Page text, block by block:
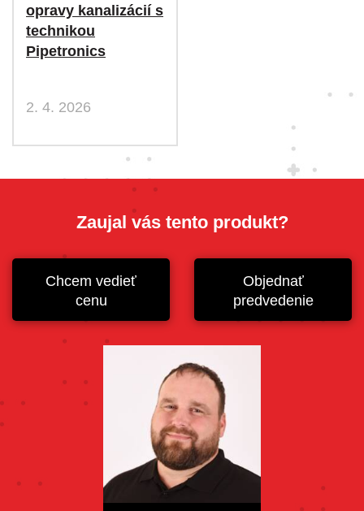
opravy kanalizácií s
technikou
Pipetronics
2. 4. 2026
Zaujal vás tento produkt?
Chcem vedieť
cenu
Objednať
predvedenie